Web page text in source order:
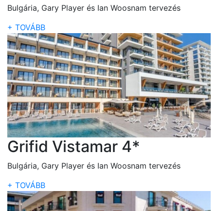
Bulgária, Gary Player és Ian Woosnam tervezés
+ TOVÁBB
Grifid Vistamar 4*
Bulgária, Gary Player és Ian Woosnam tervezés
+ TOVÁBB